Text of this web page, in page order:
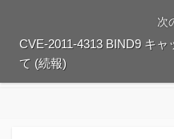
次
CVE-2011-4313 BIND9 キ
て (続報)